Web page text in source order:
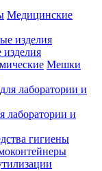
Медицинские
Мешки
лаборатории и
гигиены